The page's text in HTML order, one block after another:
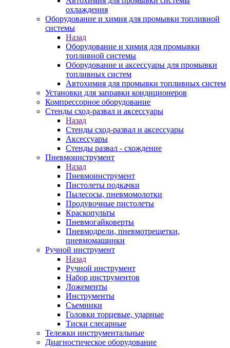
охлаждения
Оборудование и химия для промывки топливной
системы
Назад
Оборудование и химия для промывки
топливной системы
Оборудование и аксессуары для промывки
топливных систем
Автохимия для промывки топливных систем
Установки для заправки кондиционеров
Компрессорное оборудование
Стенды сход-развал и аксессуары
Назад
Стенды сход-развал и аксессуары
Аксессуары
Стенды развал - схождение
Пневмоинструмент
Назад
Пневмоинструмент
Пистолеты подкачки
Пылесосы, пневмомолотки
Продувочные пистолеты
Краскопульты
Пневмогайковерты
Пневмодрели, пневмотрещетки,
пневмомашинки
Ручной инструмент
Назад
Ручной инструмент
Набор инструментов
Ложементы
Инструменты
Съемники
Головки торцевые, ударные
Тиски слесарные
Тележки инструментальные
Диагностическое оборудование